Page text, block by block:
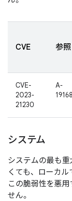
CVE 参照
CVE-
2023-
21230
A-
システム
システムの最も
くても、ローカル
この脆弱性を悪
せん。